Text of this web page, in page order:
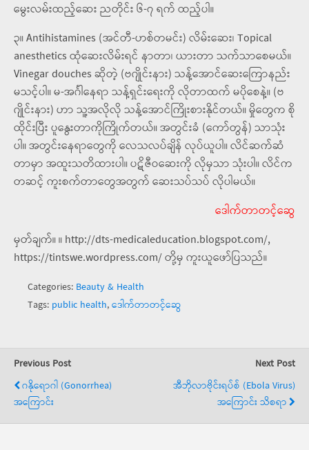
မွေးလမ်းထည့်ဆေး ညတိုင်း ၆-၇ ရက် ထည့်ပါ။
၃။ Antihistamines (အင်တီ-ဟစ်တမင်း) လိမ်းဆေး၊ Topical
anesthetics ထုံဆေးလိမ်းရင် နာတာ၊ ယားတာ သက်သာစေမယ်။
Vinegar douches ဆိုတဲ့ (ဗဂျိုင်းနား) သန့်အောင်ဆေးကြောနည်း
မသင့်ပါ။ မ-အင်္ဂါနေရာ သန့်ရှင်းရေးကို လိုတာထက် မပိုစေနဲ့။ (ဗ
ဂျိုင်းနား) ဟာ သူ့အလိုလို သန့်အောင်ကြိုးစားနိုင်တယ်။ မှိုတွေက စို
ထိုင်းပြီး ပူနွေးတာကိုကြိုက်တယ်။ အတွင်းခံ (ကော်တွန်) သာသုံး
ပါ။ အတွင်းနေရာတွေကို လေသလပ်ချိန် လုပ်ယူပါ။ လိင်ဆက်ဆံ
တာမှာ အထူးသတိထားပါ။ ပဋိဇီဝဆေးကို လိုမှသာ သုံးပါ။ လိင်က
တဆင့် ကူးစက်တာတွေအတွက် ဆေးသပ်သပ် လိုပါမယ်။
ဒေါက်တာတင့်ဆွေ
မှတ်ချက်။ ။ http://dts-medicaleducation.blogspot.com/,
https://tintswe.wordpress.com/ တို့မှ ကူးယူဖော်ပြသည်။
Categories: Beauty & Health
Tags: public health,ဒေါက်တာတင့်ဆွေ
Previous Post
ဂနိုရောဂါ (Gonorrhea)
အကြောင်း
Next Post
အီဘိုလာဗိုင်းရပ်စ် (Ebola Virus)
အကြောင်း သိစရာ